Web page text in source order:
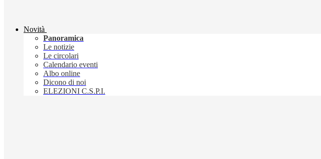
Novità
Panoramica
Le notizie
Le circolari
Calendario eventi
Albo online
Dicono di noi
ELEZIONI C.S.P.I.